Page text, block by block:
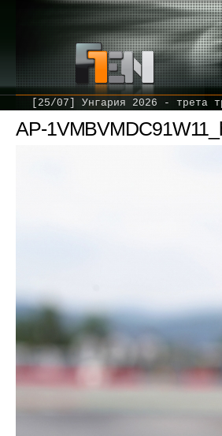
[25/07] Унгария 2026 - трета
AP-